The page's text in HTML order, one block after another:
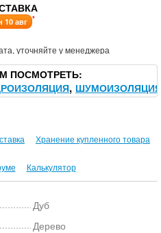
10 авг *
уточняйте у менеджера
ПОСМОТРЕТЬ
ШУМОИЗОЛЯЦИЯ
Хранение купленного товара
Калькулятор
Дуб
Дерево